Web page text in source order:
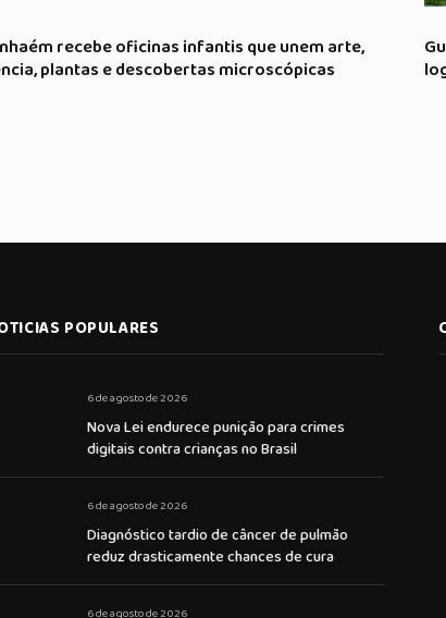
recebe oficinas infantis que unem arte,
plantas e descobertas microscópicas
POPULARES
6 de agosto de 2026
Nova Lei endurece punição para crimes
digitais contra crianças no Brasil
6 de agosto de 2026
Diagnóstico tardio de câncer de pulmão
reduz drasticamente chances de cura
6 de agosto de 2026